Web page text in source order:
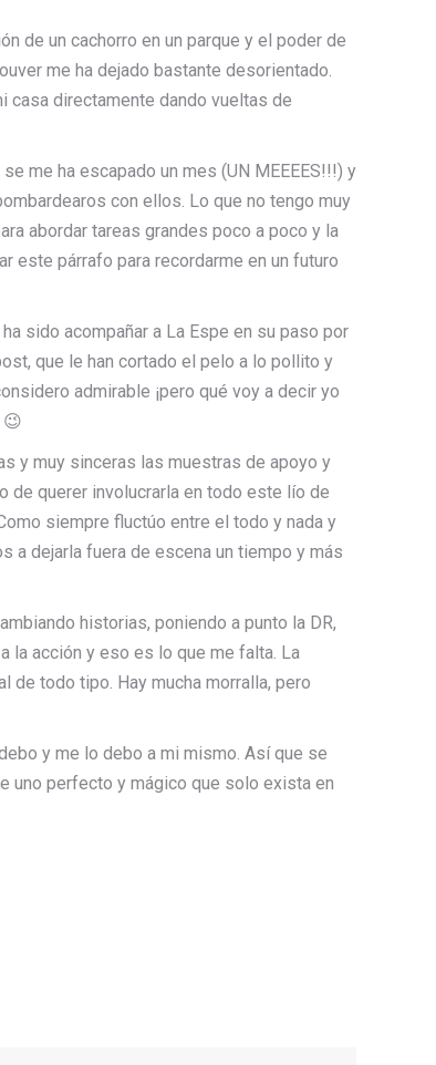
de un cachorro en un parque y el poder de
me ha dejado bastante desorientado.
casa directamente dando vueltas de
me ha escapado un mes (UN MEEEES!!!) y
con ellos. Lo que no tengo muy
abordar tareas grandes poco a poco y la
este párrafo para recordarme en un futuro
sido acompañar a La Espe en su paso por
que le han cortado el pelo a lo pollito y
admirable ¡pero qué voy a decir yo
😉
y muy sinceras las muestras de apoyo y
de querer involucrarla en todo este lío de
siempre fluctúo entre el todo y nada y
a dejarla fuera de escena un tiempo y más
historias, poniendo a punto la DR,
la acción y eso es lo que me falta. La
de todo tipo. Hay mucha morralla, pero
y me lo debo a mi mismo. Así que se
uno perfecto y mágico que solo exista en